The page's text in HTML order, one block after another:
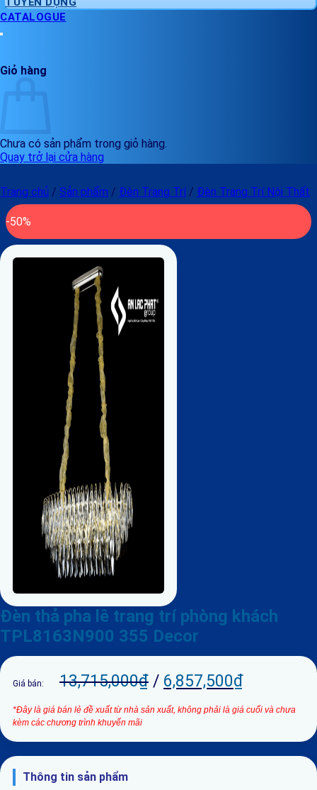
CATALOGUE
Giỏ hàng
Chưa có sản phẩm trong giỏ hàng.
Quay trở lại cửa hàng
Trang chủ / Sản phẩm / Đèn Trang Trí / Đèn Trang Trí Nội Thất
-50%
Đèn thả pha lê trang trí phòng khách
TPL8163N900 355 Decor
Giá bán: 13,715,000₫ / 6,857,500₫
*Đây là giá bán lẻ đề xuất từ nhà sản xuất, không phải là giá cuối và chưa
kèm các chương trình khuyến mãi
Thông tin sản phẩm